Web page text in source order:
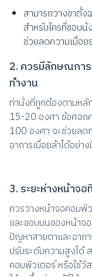
สามารถวางขาตั้
สำหรับใครที่ชอบนั่
ช่วยลดความเมื่อย
2. ควรมีลักษณการ
ทำงาน
ท่านั่งที่ถูกต้องตามหลั
15-20 องศา ข้อศอก
100 องศา จะช่วยลด
อาการเมื่อยล้าได้อย่า
3. ระยะห่างหน้าจ
ควรวางหน้าจอคอมพิ
และขอบบนของหน้าจ
ปัญหาสายตาและอาก
ปรับระดับความสูงได้
คอมพิวเตอร์ หรือใช้